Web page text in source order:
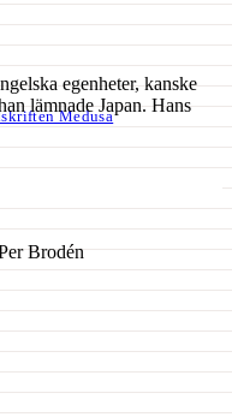
Medusa
egenheter, kanske
lämnade Japan. Hans
Brodén